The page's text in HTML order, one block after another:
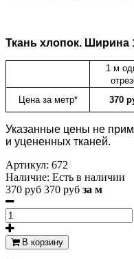
Ткань хлопок. Ширина
1 м
Цена за метр*
370
Указанные цены не
и уцененных тканей.
Артикул: 672
Наличие: Есть в наличии
370 руб 370 руб за м
В корзину